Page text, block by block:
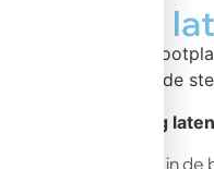
Schutting
In en rond
schutting te allen tijde
schutting
Betonpalen altijd in